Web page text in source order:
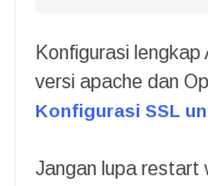
Konfigurasi
versi apache dan
Konfigurasi SSL
Jangan lupa restart